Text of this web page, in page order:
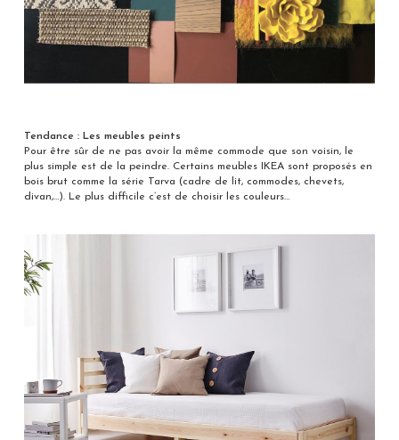
Tendance : Les meubles peints
Pour être sûr de ne pas avoir la même commode que son voisin, le
plus simple est de la peindre. Certains meubles IKEA sont proposés en
bois brut comme la série Tarva (cadre de lit, commodes, chevets,
divan,…). Le plus difficile c’est de choisir les couleurs…